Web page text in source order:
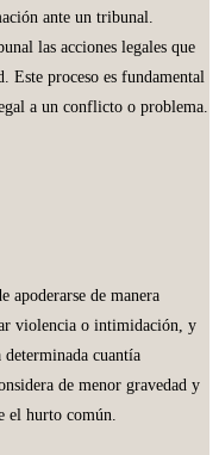
ante un tribunal.
las acciones legales que
Este proceso es fundamental
a un conflicto o problema.
apoderarse de manera
violencia o intimidación, y
cuantía
de menor gravedad y
el hurto común.